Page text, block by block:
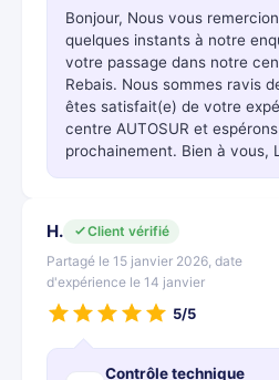
Bonjour, Nous vous
quelques instants à notre
votre passage dans notre
Rebais. Nous sommes ravis
êtes satisfait(e) de votre
centre AUTOSUR et
prochainement. Bien à vous,
H.
Client vérifié
Partagé le 15 janvier 2026, date
d'expérience le 14 janvier
5/5
Contrôle technique